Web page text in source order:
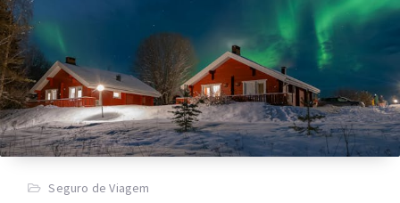
Seguro de Viagem